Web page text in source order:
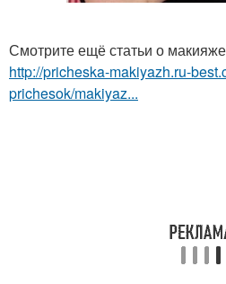
Смотрите ещё статьи о
http://pricheska-makiyazh.ru-
prichesok/makiyaz...